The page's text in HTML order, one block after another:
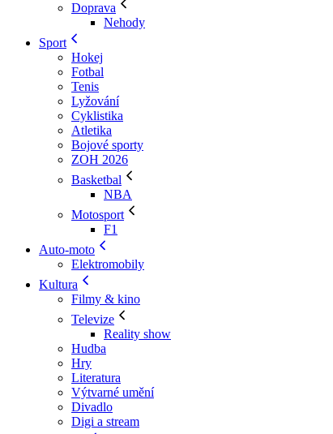
Doprava
Nehody
Sport
Hokej
Fotbal
Tenis
Lyžování
Cyklistika
Atletika
Bojové sporty
ZOH 2026
Basketbal
NBA
Motosport
F1
Auto-moto
Elektromobily
Kultura
Filmy & kino
Televize
Reality show
Hudba
Hry
Literatura
Výtvarné umění
Divadlo
Digi a stream